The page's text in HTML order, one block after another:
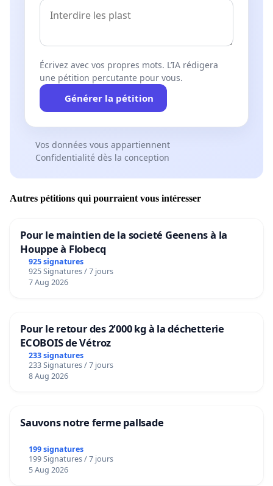
Écrivez avec vos propres mots. L’IA rédigera
une pétition percutante pour vous.
Générer la pétition
Vos données vous appartiennent
Confidentialité dès la conception
Autres pétitions qui pourraient vous intéresser
Pour le maintien de la societé Geenens à la
Houppe à Flobecq
925 signatures
925 Signatures / 7 jours
7 Aug 2026
Pour le retour des 2’000 kg à la déchetterie
ECOBOIS de Vétroz
233 signatures
233 Signatures / 7 jours
8 Aug 2026
Sauvons notre ferme pallsade
199 signatures
199 Signatures / 7 jours
5 Aug 2026